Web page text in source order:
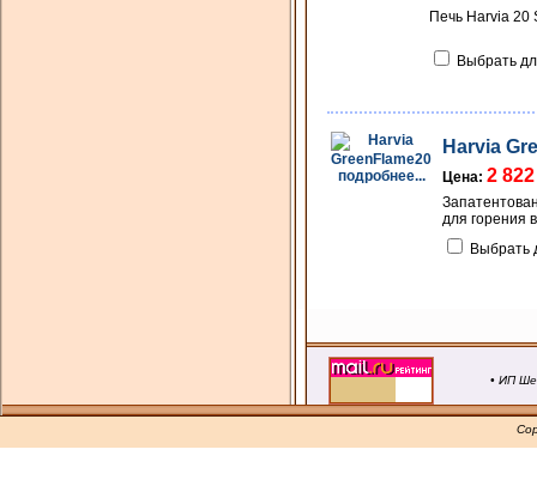
Печь Harvia 20
Выбрать
подробнее...
Harvia
Цена: 2
для горения
Выбрать
• ИП